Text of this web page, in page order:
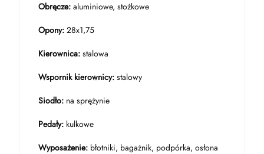
Obręcze: aluminiowe, stożkowe
Opony: 28x1,75
Kierownica: stalowa
Wspornik kierownicy: stalowy
Siodło: na sprężynie
Pedały: kulkowe
Wyposażenie: błotniki, bagażnik, podpórka, osłona